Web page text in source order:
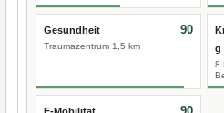
Gesundheit
Traumazentrum 1,5 km
90
g
8